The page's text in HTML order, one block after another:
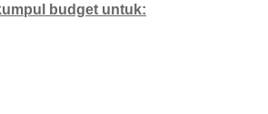
budget untuk: